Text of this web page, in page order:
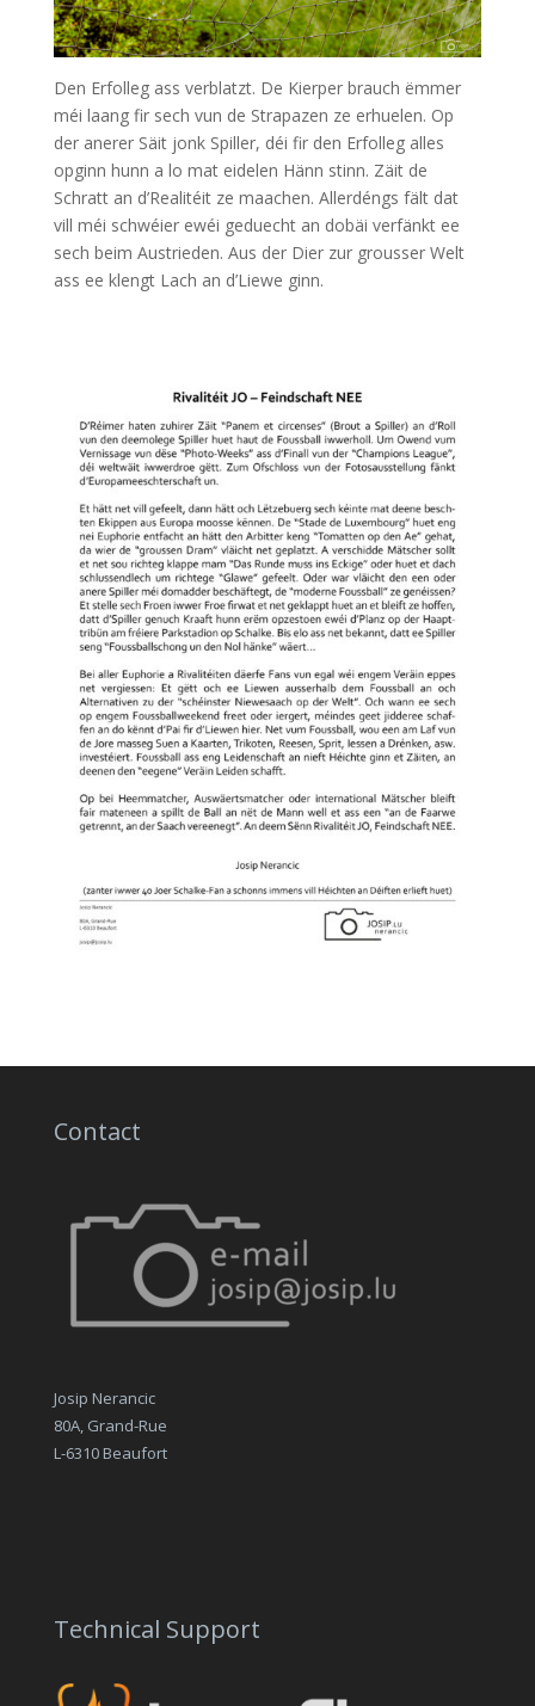
Den Erfolleg ass verblatzt. De Kierper brauch ëmmer
méi laang fir sech vun de Strapazen ze erhuelen. Op
der anerer Säit jonk Spiller, déi fir den Erfolleg alles
opginn hunn a lo mat eidelen Hänn stinn. Zäit de
Schratt an d’Realitéit ze maachen. Allerdéngs fält dat
vill méi schwéier ewéi geduecht an dobäi verfänkt ee
sech beim Austrieden. Aus der Dier zur grousser Welt
ass ee klengt Lach an d’Liewe ginn.
Contact
Josip Nerancic
80A, Grand-Rue
L-6310 Beaufort
Technical Support